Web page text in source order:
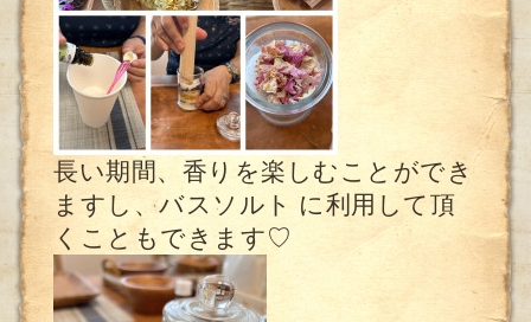
長い期間、香りを楽しむことができ
ますし、バスソルト に利用して頂
くこともできます♡